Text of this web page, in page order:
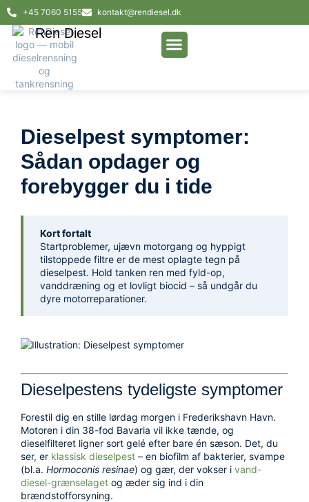
+45 7060 5155 kontakt@rendiesel.dk
Ren Diesel
Dieselpest symptomer:
Sådan opdager og
forebygger du i tide
Kort fortalt
Startproblemer, ujævn motorgang og hyppigt
tilstoppede filtre er de mest oplagte tegn på
dieselpest. Hold tanken ren med fyld-op,
vanddræning og et lovligt biocid – så undgår du
dyre motorreparationer.
Dieselpestens tydeligste symptomer
Forestil dig en stille lørdag morgen i Frederikshavn Havn.
Motoren i din 38-fod Bavaria vil ikke tænde, og
dieselfilteret ligner sort gelé efter bare én sæson. Det, du
ser, er klassisk dieselpest – en biofilm af bakterier, svampe
(bl.a. Hormoconis resinae) og gær, der vokser i vand-
diesel-grænselaget og æder sig ind i din
brændstofforsyning.